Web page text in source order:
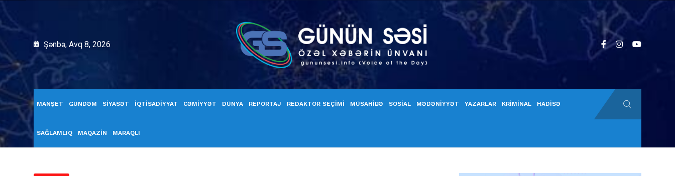
Şənbə, Avq 8, 2026
MANŞET GÜNDƏM SİYASƏT İQTİSADİYYAT CƏMİYYƏT DÜNYA REPORTAJ REDAKTOR SEÇİMİ MÜSAHİBƏ SOSİAL MƏDƏNİYYƏT YAZARLAR KRİMİNAL HADİSƏ
SAĞLAMLIQ MAQAZİN MARAQLI